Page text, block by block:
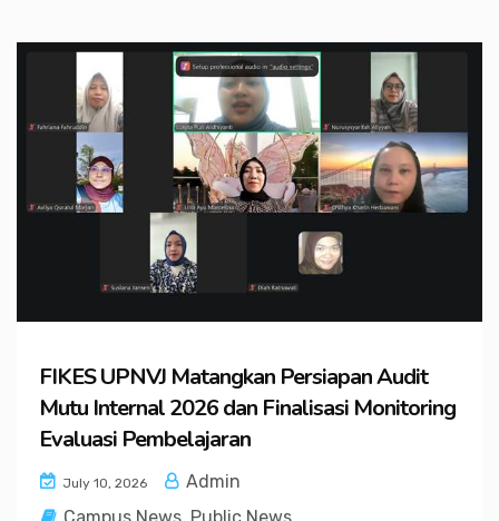
FIKES UPNVJ Matangkan Persiapan Audit
Mutu Internal 2026 dan Finalisasi Monitoring
Evaluasi Pembelajaran
July 10, 2026
Admin